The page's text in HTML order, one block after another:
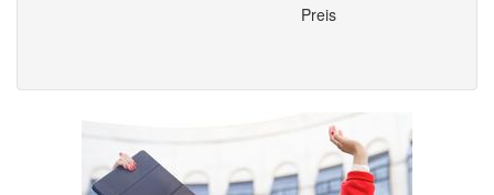
Preis